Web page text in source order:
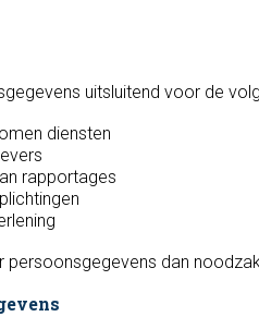
uitsluitend voor de
diensten
rapportages
persoonsgegevens dan